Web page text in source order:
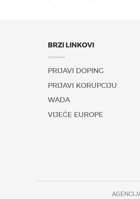
BRZI LINKOVI
PRIJAVI DOPING
PRIJAVI KORUPCIJU
WADA
VIJEĆE EUROPE